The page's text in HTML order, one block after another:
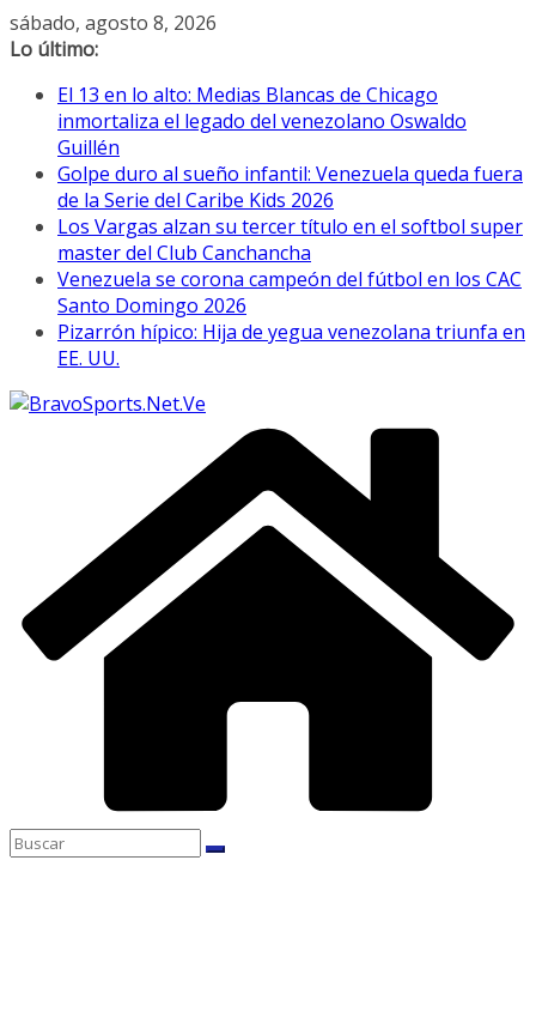
Saltar
al
sábado, agosto 8, 2026
Lo último:
El 13 en lo alto: Medias Blancas de Chicago
inmortaliza el legado del venezolano Oswaldo
Guillén
Golpe duro al sueño infantil: Venezuela queda fuera
de la Serie del Caribe Kids 2026
Los Vargas alzan su tercer título en el softbol super
master del Club Canchancha
Venezuela se corona campeón del fútbol en los CAC
Santo Domingo 2026
Pizarrón hípico: Hija de yegua venezolana triunfa en
EE. UU.